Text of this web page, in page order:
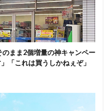
まま2個増量の神キャンペー
「これは買うしかねぇぞ」